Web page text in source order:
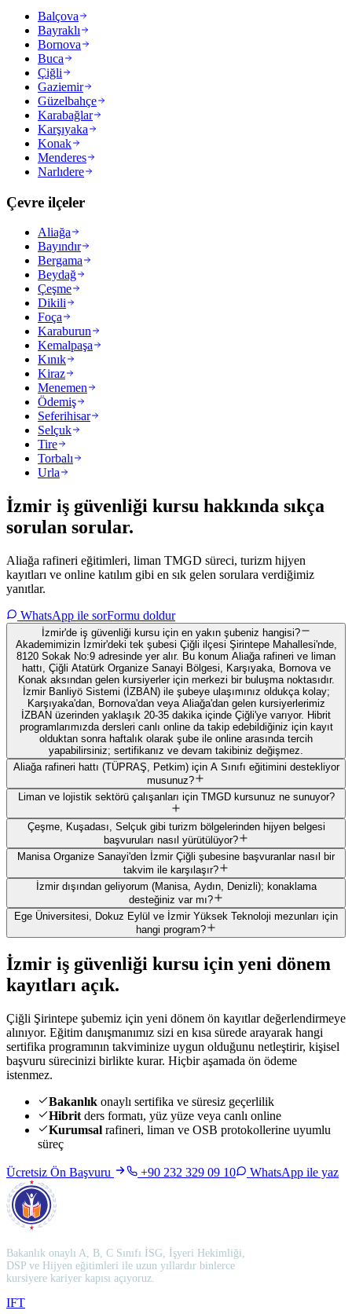
Balçova
Bayraklı
Bornova
Buca
Çiğli
Gaziemir
Güzelbahçe
Karabağlar
Karşıyaka
Konak
Menderes
Narlıdere
Çevre ilçeler
Aliağa
Bayındır
Bergama
Beydağ
Çeşme
Dikili
Foça
Karaburun
Kemalpaşa
Kınık
Kiraz
Menemen
Ödemiş
Seferihisar
Selçuk
Tire
Torbalı
Urla
İzmir iş güvenliği kursu hakkında sıkça
sorulan sorular.
Aliağa rafineri eğitimleri, liman TMGD süreci, turizm hijyen
kayıtları ve online katılım gibi en sık gelen sorulara verdiğimiz
yanıtlar.
WhatsApp ile sorFormu doldur
İzmir'de iş güvenliği kursu için en yakın şubeniz hangisi?
Akademimizin İzmir'deki tek şubesi Çiğli ilçesi Şirintepe Mahallesi'nde,
8120 Sokak No:9 adresinde yer alır. Bu konum Aliağa rafineri ve liman
hattı, Çiğli Atatürk Organize Sanayi Bölgesi, Karşıyaka, Bornova ve
Konak aksından gelen kursiyerler için merkezi bir buluşma noktasıdır.
İzmir Banliyö Sistemi (İZBAN) ile şubeye ulaşımınız oldukça kolay;
Karşıyaka'dan, Bornova'dan veya Aliağa'dan gelen kursiyerlerimiz
İZBAN üzerinden yaklaşık 20-35 dakika içinde Çiğli'ye varıyor. Hibrit
programlarımızda dersleri canlı online da takip edebildiğiniz için kayıt
olduktan sonra haftalık olarak şube ile online arasında tercih
yapabilirsiniz; sertifikanız ve devam takibiniz değişmez.
Aliağa rafineri hattı (TÜPRAŞ, Petkim) için A Sınıfı eğitimini destekliyor
musunuz?
Liman ve lojistik sektörü çalışanları için TMGD kursunuz ne sunuyor?
Çeşme, Kuşadası, Selçuk gibi turizm bölgelerinden hijyen belgesi
başvuruları nasıl yürütülüyor?
Manisa Organize Sanayi'den İzmir Çiğli şubesine başvuranlar nasıl bir
takvim ile karşılaşır?
İzmir dışından geliyorum (Manisa, Aydın, Denizli); konaklama
desteğiniz var mı?
Ege Üniversitesi, Dokuz Eylül ve İzmir Yüksek Teknoloji mezunları için
hangi program?
İzmir iş güvenliği kursu için yeni dönem
kayıtları açık.
Çiğli Şirintepe şubemiz için yeni dönem ön kayıtlar değerlendirmeye
alınıyor. Eğitim danışmanımız sizi en kısa sürede arayarak hangi
sertifika programının takviminize uygun olduğunu netleştirir, kişisel
başvuru sürecinizi birlikte kurar. Hiçbir aşamada ön ödeme
istenmez.
Bakanlık onaylı sertifika ve süresiz geçerlilik
Hibrit ders formatı, yüz yüze veya canlı online
Kurumsal rafineri, liman ve OSB protokollerine uyumlu
süreç
Ücretsiz Ön Başvuru +90 232 329 09 10 WhatsApp ile yaz
Bakanlık onaylı A, B, C Sınıfı İSG, İşyeri Hekimliği,
DSP ve Hijyen eğitimleri ile uzun yıllardır binlerce
kursiyere kariyer kapısı açıyoruz.
IFT